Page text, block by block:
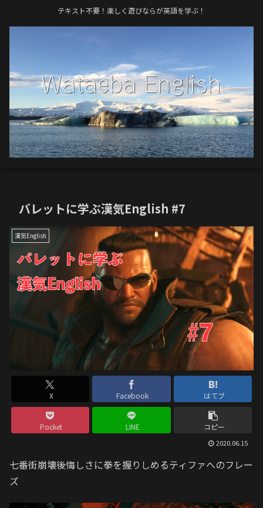
テキスト不要！楽しく遊びならが英語を学ぶ！
バレットに学ぶ漢気English #7
漢気English
X Facebook はてブ
Pocket LINE コピー
2020.06.15
七番街崩壊後悔しさに拳を握りしめるティファへのフレー
ズ